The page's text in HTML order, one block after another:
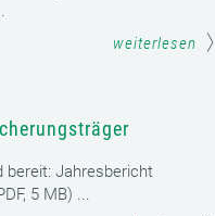
weiterlesen
bereit: Jahresbericht
5 MB) ...